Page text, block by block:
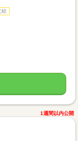
給
1週間以内公開